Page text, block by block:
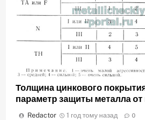
Толщина цинкового
параметр защиты металла от
Redactor 1 год тому назад 0